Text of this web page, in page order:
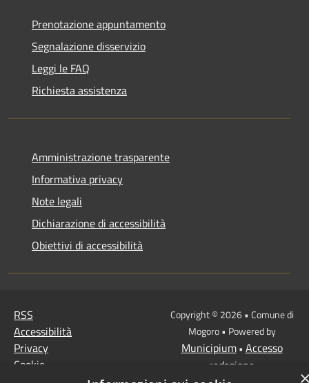
Prenotazione appuntamento
Segnalazione disservizio
Leggi le FAQ
Richiesta assistenza
Amministrazione trasparente
Informativa privacy
Note legali
Dichiarazione di accessibilità
Obiettivi di accessibilità
RSS
Accessibilità
Privacy
Cookie
Copyright © 2026 • Comune di
Mogoro • Powered by
Municipium• Accesso
redazione